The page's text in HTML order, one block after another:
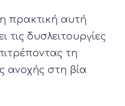
πρακτική αυτή
τις δυσλειτουργίες
τη
ανοχής στη βία